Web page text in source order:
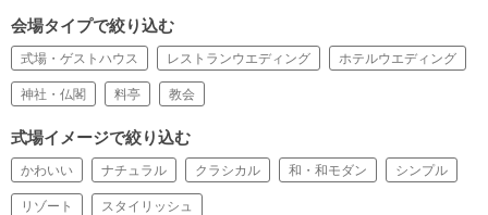
会場タイプで絞り込む
式場・ゲストハウス レストランウエディング ホテルウエディング
神社・仏閣 料亭 教会
式場イメージで絞り込む
かわいい ナチュラル クラシカル 和・和モダン シンプル
リゾート スタイリッシュ